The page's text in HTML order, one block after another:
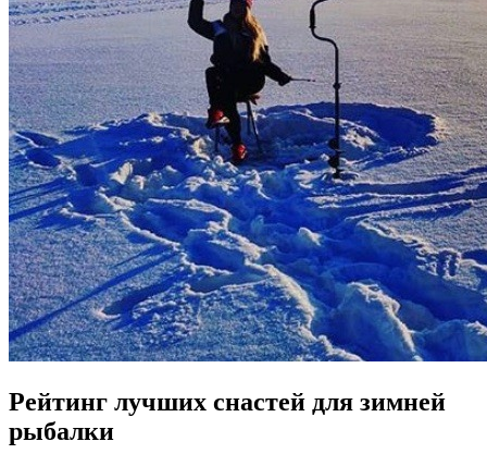
Рейтинг лучших снастей для зимней
рыбалки